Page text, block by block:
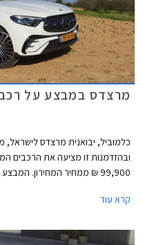
מרצדס במבצע על רכבי
כלמוביל, יבואנית מרצדס
ובהזדמנות זו מציעה את הרכבים
99,900 ₪ ממחיר המחירון.
קרא עוד